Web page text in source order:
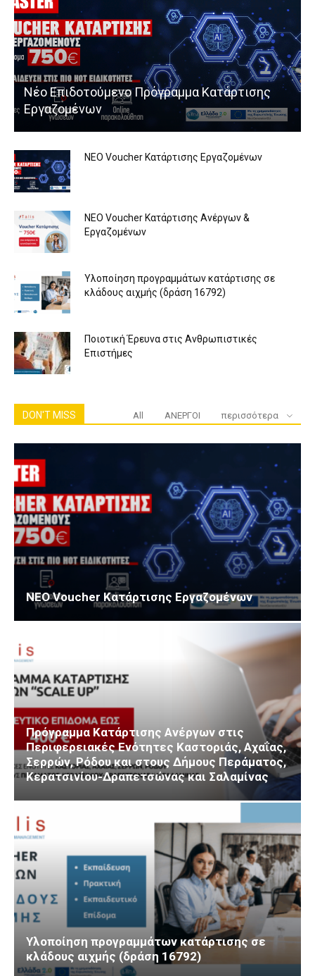
Νέο Επιδοτούμενο Πρόγραμμα Κατάρτισης
Εργαζομένων
ΝΕΟ Voucher Κατάρτισης Εργαζομένων
ΝΕΟ Voucher Κατάρτισης Ανέργων &
Εργαζομένων
Υλοποίηση προγραμμάτων κατάρτισης σε
κλάδους αιχμής (δράση 16792)
Ποιοτική Έρευνα στις Ανθρωπιστικές
Επιστήμες
DON'T MISS All ΑΝΕΡΓΟΙ περισσότερα
ΝΕΟ Voucher Κατάρτισης Εργαζομένων
Πρόγραμμα Κατάρτισης Ανέργων στις
Περιφερειακές Ενότητες Καστοριάς, Αχαΐας,
Σερρών, Ρόδου και στους Δήμους Περάματος,
Κερατσινίου-Δραπετσώνας και Σαλαμίνας
Υλοποίηση προγραμμάτων κατάρτισης σε
κλάδους αιχμής (δράση 16792)